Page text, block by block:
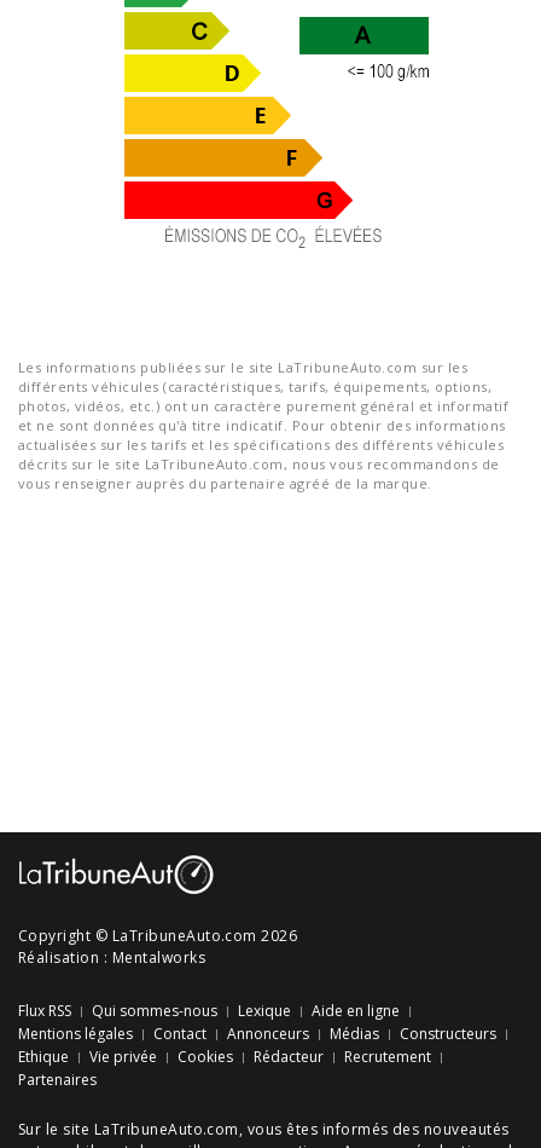
Les informations publiées sur le site LaTribuneAuto.com sur les
différents véhicules (caractéristiques, tarifs, équipements, options,
photos, vidéos, etc.) ont un caractère purement général et informatif
et ne sont données qu'à titre indicatif. Pour obtenir des informations
actualisées sur les tarifs et les spécifications des différents véhicules
décrits sur le site LaTribuneAuto.com, nous vous recommandons de
vous renseigner auprès du partenaire agréé de la marque.
Copyright © LaTribuneAuto.com 2026
Réalisation : Mentalworks
Flux RSS Qui sommes-nous Lexique
Aide en ligne
Mentions légales
Contact Annonceurs Médias
Constructeurs
Ethique
Vie privée Cookies Rédacteur
Recrutement
Partenaires
Sur le site LaTribuneAuto.com, vous êtes informés des nouveautés